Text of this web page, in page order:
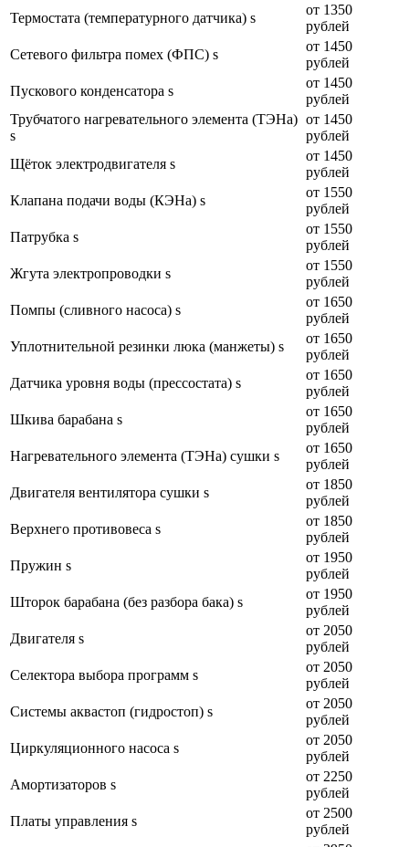
Термостата (температурного датчика) s
от 1350
рублей
Сетевого фильтра помех (ФПС) s
от 1450
рублей
Пускового конденсатора s
от 1450
рублей
Трубчатого нагревательного элемента (ТЭНа)
s
от 1450
рублей
Щёток электродвигателя s
от 1450
рублей
Клапана подачи воды (КЭНа) s
от 1550
рублей
Патрубка s
от 1550
рублей
Жгута электропроводки s
от 1550
рублей
Помпы (сливного насоса) s
от 1650
рублей
Уплотнительной резинки люка (манжеты) s
от 1650
рублей
Датчика уровня воды (прессостата) s
от 1650
рублей
Шкива барабана s
от 1650
рублей
Нагревательного элемента (ТЭНа) сушки s
от 1650
рублей
Двигателя вентилятора сушки s
от 1850
рублей
Верхнего противовеса s
от 1850
рублей
Пружин s
от 1950
рублей
Шторок барабана (без разбора бака) s
от 1950
рублей
Двигателя s
от 2050
рублей
Селектора выбора программ s
от 2050
рублей
Системы аквастоп (гидростоп) s
от 2050
рублей
Циркуляционного насоса s
от 2050
рублей
Амортизаторов s
от 2250
рублей
Платы управления s
от 2500
рублей